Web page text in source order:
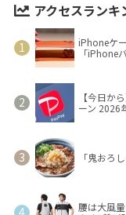
アクセスランキ
iPhoneケ
「iPhone
【今日か
ーン 2026
「鬼おろ
腰は大風